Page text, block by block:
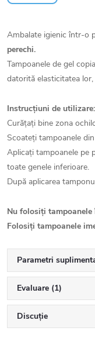
Ambalate igienic într-o
perechi.
Tampoanele de gel
datorită elasticitatea
Instrucțiuni de utilizare:
Curățați bine zona
Scoateți tampoanele
Aplicați tampoanele pe
toate genele inferioare.
După aplicarea
Nu folosiți
Folosiți tampoanele
Parametri
Evaluare (1)
Discuţie